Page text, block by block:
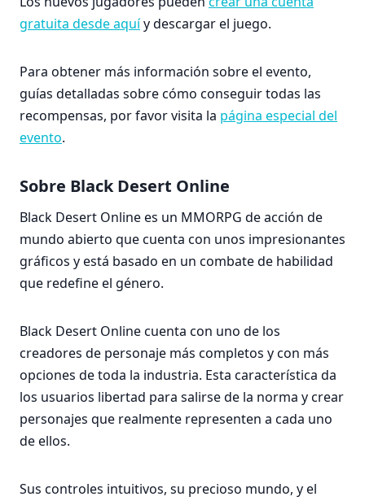
gratuita desde aquíy descargar el juego.
Para obtener más información sobre el evento,
guías detalladas sobre cómo conseguir todas las
recompensas, por favor visita la página especial del
evento.
Sobre Black Desert Online
Black Desert Online es un MMORPG de acción de
mundo abierto que cuenta con unos impresionantes
gráficos y está basado en un combate de habilidad
que redefine el género.
Black Desert Online cuenta con uno de los
creadores de personaje más completos y con más
opciones de toda la industria. Esta característica da
los usuarios libertad para salirse de la norma y crear
personajes que realmente representen a cada uno
de ellos.
Sus controles intuitivos, su precioso mundo, y el